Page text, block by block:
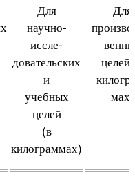
Для
научно-
иссле-
довательских
и
учебных
целей
(в
килограммах)
Для
целей
мах)